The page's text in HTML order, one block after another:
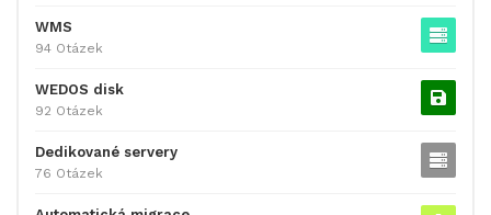
WMS
94 Otázek
WEDOS disk
92 Otázek
Dedikované servery
76 Otázek